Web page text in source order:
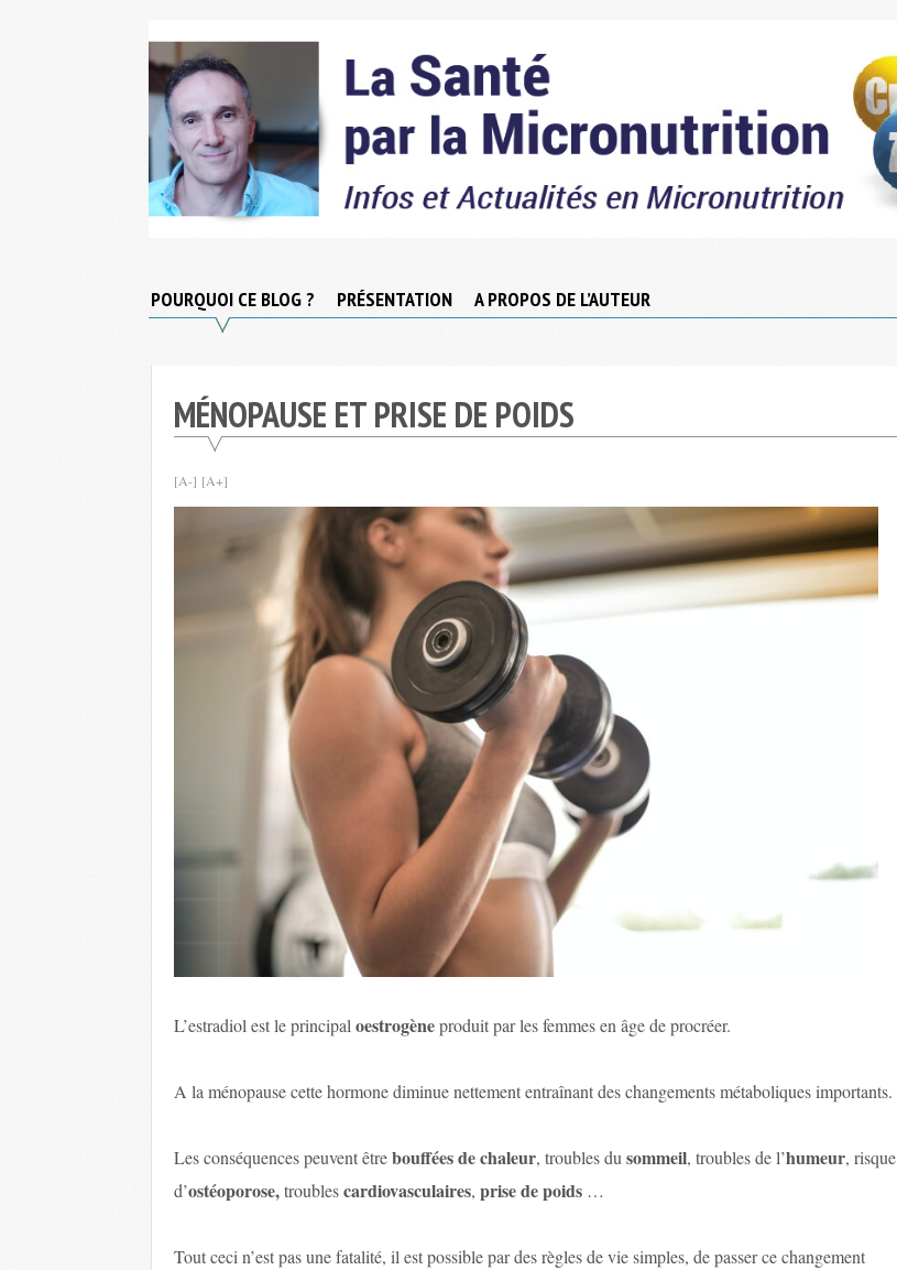
Santé
POURQUOI CE BLOG ? PRÉSENTATION A PROPOS DE L’AUTEUR
MÉNOPAUSE ET PRISE DE POIDS
[A-] [A+]
L’estradiol est le principal oestrogèneproduit par les femmes en âge de procréer.
A la ménopause cette hormone diminue nettement entraînant des changements métaboliques importants.
Les conséquences peuvent êtrebouffées de chaleur, troubles du sommeil, troubles de l’humeur, risque
d’ostéoporose,troublescardiovasculaires, prise de poids …
Tout ceci n’est pas une fatalité, il est possible par des règles de vie simples, de passer ce changement